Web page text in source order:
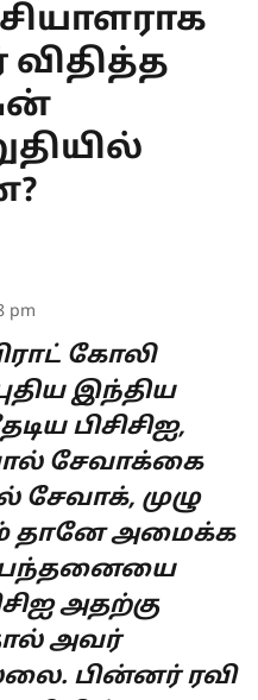
pm
கோலி
இந்திய
பிசிசிஐ,
சேவாக்கை
முழு
தானே அமைக்க
அதற்கு
அவர்
பின்னர் ரவி